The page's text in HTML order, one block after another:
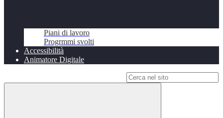
Piani di lavoro
Progrmmi svolti
Accessibilità
Animatore Digitale